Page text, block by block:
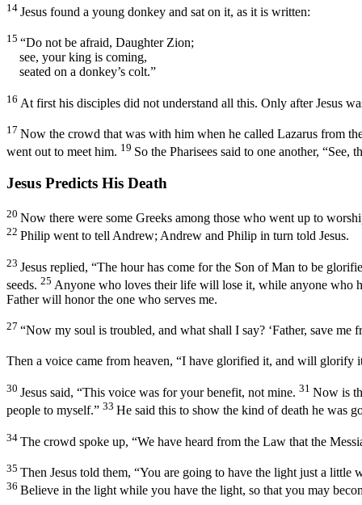
14 Jesus found a young donkey and sat on it, as it is written:
15 “Do not be afraid, Daughter Zion;
see, your king is coming,
seated on a donkey’s colt.”
16 At first his disciples did not understand all this. Only after Jesus
17 Now the crowd that was with him when he called Lazarus from
went out to meet him. 19 So the Pharisees said to one another,
Jesus Predicts His Death
20 Now there were some Greeks among those who went up to
22 Philip went to tell Andrew; Andrew and Philip in turn told Jesus.
23 Jesus replied, “The hour has come for the Son of Man to be
seeds. 25 Anyone who loves their life will lose it, while anyone who
Father will honor the one who serves me.
27 “Now my soul is troubled, and what shall I say? ‘Father, save
Then a voice came from heaven, “I have glorified it, and will glorify
30 Jesus said, “This voice was for your benefit, not mine. 31 Now is
people to myself.” 33 He said this to show the kind of death he was
34 The crowd spoke up, “We have heard from the Law that the
35 Then Jesus told them, “You are going to have the light just a little
36 Believe in the light while you have the light, so that you may